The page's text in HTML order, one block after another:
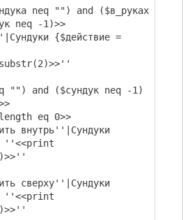
neq "") and ($в_руках
neq -1)>>
{$действие =
"") and ($сундук neq -1)
eq 0>>
''<<print
''<<print